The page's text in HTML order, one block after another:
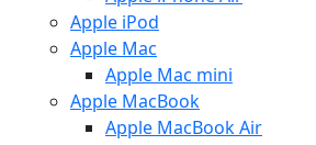
Apple iPod
Apple Mac
Apple Mac mini
Apple MacBook
Apple MacBook Air